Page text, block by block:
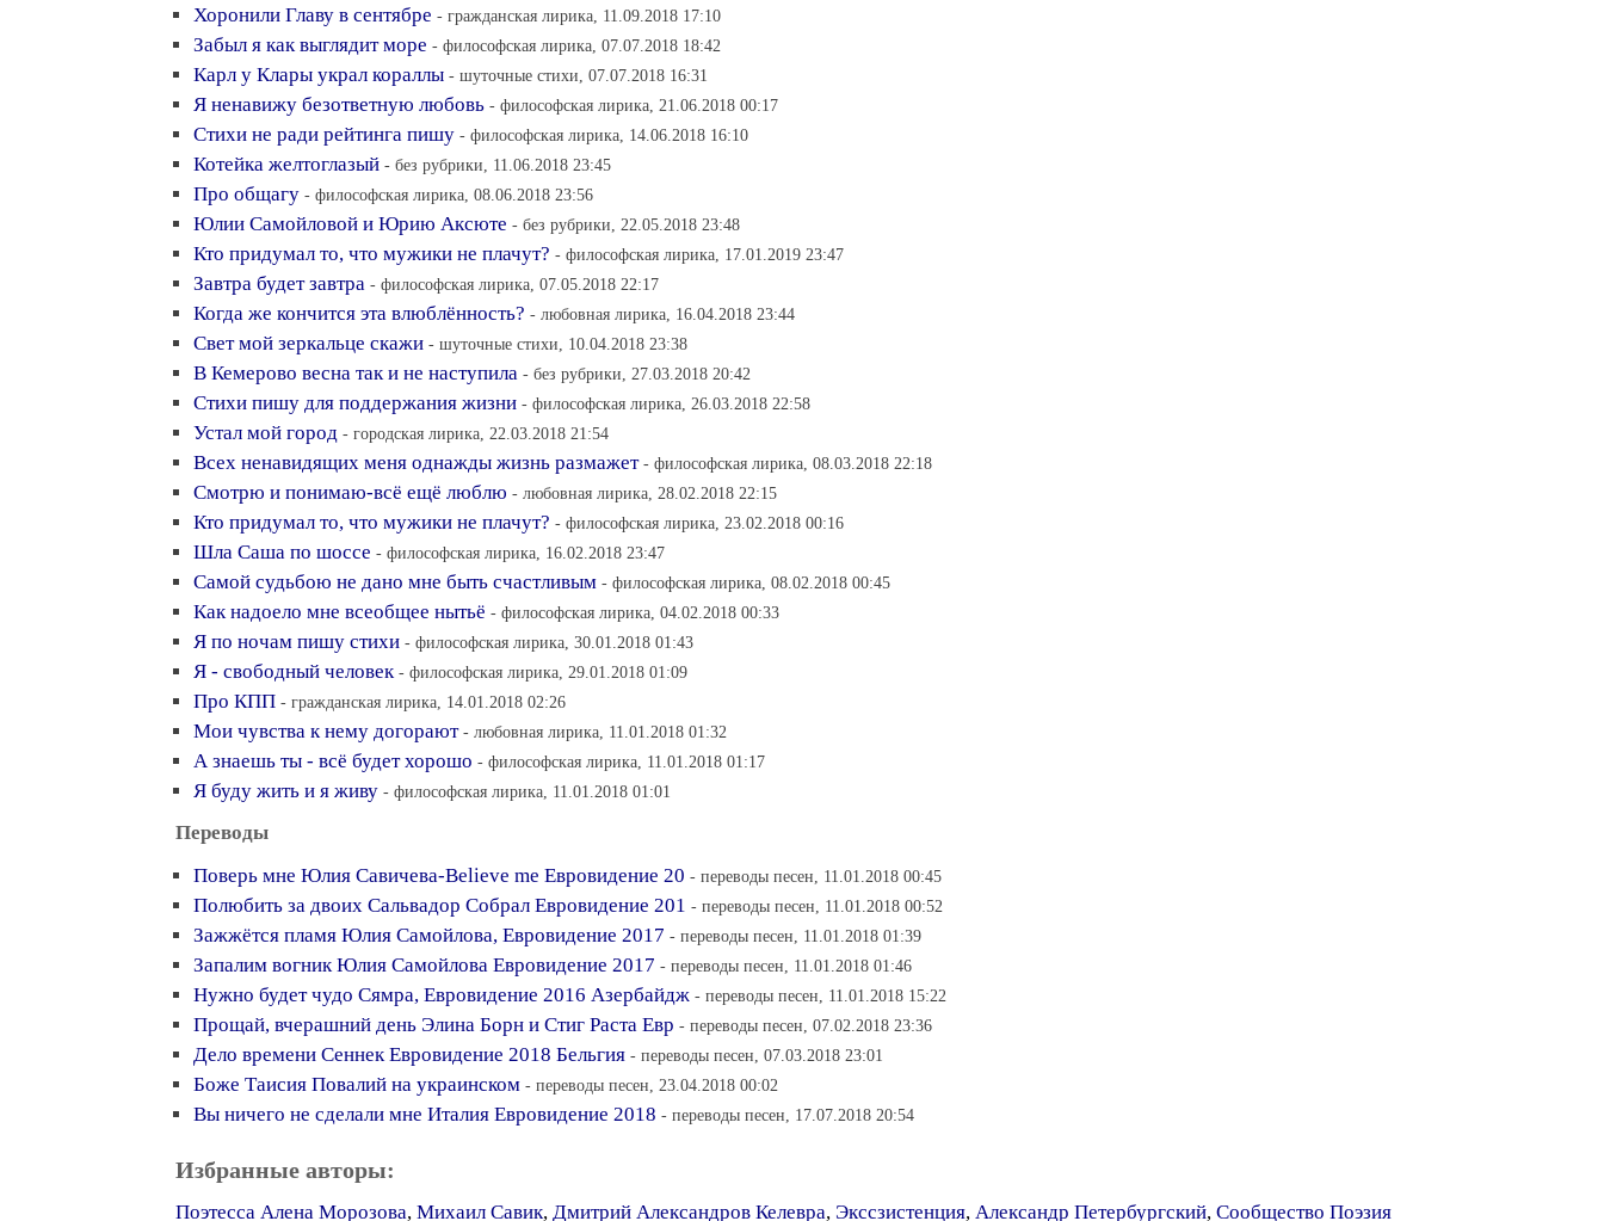
Хоронили Главу в сентябре - гражданская лирика, 11.09.2018 17:10
Забыл я как выглядит море - философская лирика, 07.07.2018 18:42
Карл у Клары украл кораллы - шуточные стихи, 07.07.2018 16:31
Я ненавижу безответную любовь - философская лирика, 21.06.2018 00:17
Стихи не ради рейтинга пишу - философская лирика, 14.06.2018 16:10
Котейка желтоглазый - без рубрики, 11.06.2018 23:45
Про общагу - философская лирика, 08.06.2018 23:56
Юлии Самойловой и Юрию Аксюте - без рубрики, 22.05.2018 23:48
Кто придумал то, что мужики не плачут? - философская лирика, 17.01.2019 23:47
Завтра будет завтра - философская лирика, 07.05.2018 22:17
Когда же кончится эта влюблённость? - любовная лирика, 16.04.2018 23:44
Свет мой зеркальце скажи - шуточные стихи, 10.04.2018 23:38
В Кемерово весна так и не наступила - без рубрики, 27.03.2018 20:42
Стихи пишу для поддержания жизни - философская лирика, 26.03.2018 22:58
Устал мой город - городская лирика, 22.03.2018 21:54
Всех ненавидящих меня однажды жизнь размажет - философская лирика, 08.03.2018 22:18
Смотрю и понимаю-всё ещё люблю - любовная лирика, 28.02.2018 22:15
Кто придумал то, что мужики не плачут? - философская лирика, 23.02.2018 00:16
Шла Саша по шоссе - философская лирика, 16.02.2018 23:47
Самой судьбою не дано мне быть счастливым - философская лирика, 08.02.2018 00:45
Как надоело мне всеобщее нытьё - философская лирика, 04.02.2018 00:33
Я по ночам пишу стихи - философская лирика, 30.01.2018 01:43
Я - свободный человек - философская лирика, 29.01.2018 01:09
Про КПП - гражданская лирика, 14.01.2018 02:26
Мои чувства к нему догорают - любовная лирика, 11.01.2018 01:32
А знаешь ты - всё будет хорошо - философская лирика, 11.01.2018 01:17
Я буду жить и я живу - философская лирика, 11.01.2018 01:01
Переводы
Поверь мне Юлия Савичева-Believe me Евровидение 20 - переводы песен, 11.01.2018 00:45
Полюбить за двоих Сальвадор Собрал Евровидение 201 - переводы песен, 11.01.2018 00:52
Зажжётся пламя Юлия Самойлова, Евровидение 2017 - переводы песен, 11.01.2018 01:39
Запалим вогник Юлия Самойлова Евровидение 2017 - переводы песен, 11.01.2018 01:46
Нужно будет чудо Сямра, Евровидение 2016 Азербайдж - переводы песен, 11.01.2018 15:22
Прощай, вчерашний день Элина Борн и Стиг Раста Евр - переводы песен, 07.02.2018 23:36
Дело времени Сеннек Евровидение 2018 Бельгия - переводы песен, 07.03.2018 23:01
Боже Таисия Повалий на украинском - переводы песен, 23.04.2018 00:02
Вы ничего не сделали мне Италия Евровидение 2018 - переводы песен, 17.07.2018 20:54
Избранные авторы:
Поэтесса Алена Морозова, Михаил Савик, Дмитрий Александров Келевра, Экссзистенция, Александр Петербургский, Сообщество Поэзия